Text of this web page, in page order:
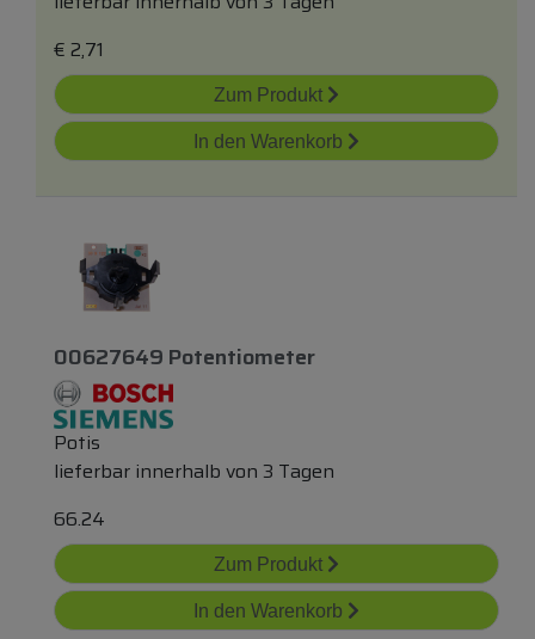
€ 2,71
Zum Produkt
In den Warenkorb
00627649 Potentiometer
Potis
lieferbar innerhalb von 3 Tagen
66.24
Zum Produkt
In den Warenkorb